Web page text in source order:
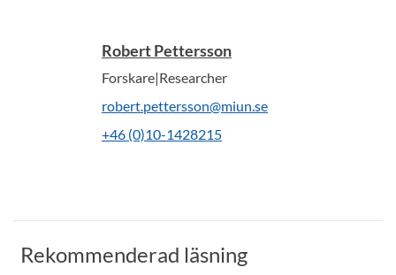
Robert Pettersson
Forskare|Researcher
robert.pettersson@miun.se
+46 (0)10-1428215
Rekommenderad läsning